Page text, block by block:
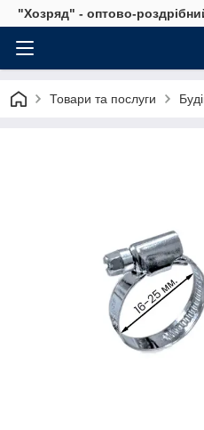
"Хозряд" - оптово-
Товари та послуги